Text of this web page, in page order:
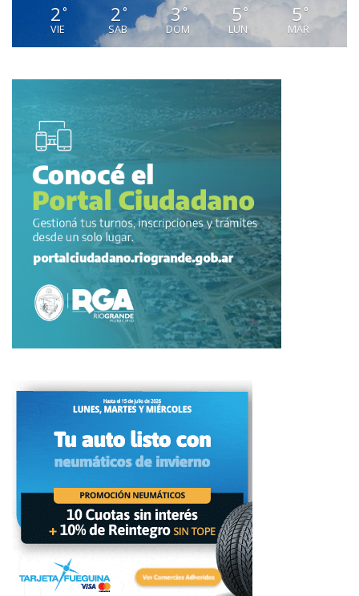
2°
VIE
2°
SAB
3°
DOM
5 °
LUN
5 °
MAR